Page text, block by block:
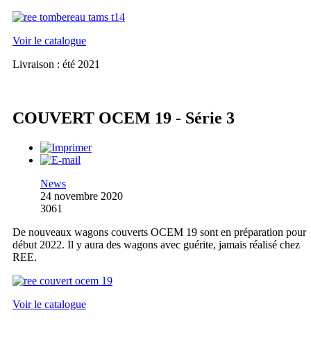
Voir le catalogue
Livraison : été 2021
COUVERT OCEM 19 - Série 3
News
24 novembre 2020
3061
De nouveaux wagons couverts OCEM 19 sont en préparation pour
début 2022. Il y aura des wagons avec guérite, jamais réalisé chez
REE.
Voir le catalogue